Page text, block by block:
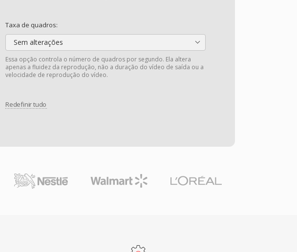
Taxa de quadros:
Sem alterações
Essa opção controla o número de quadros por segundo. Ela altera
apenas a fluidez da reprodução, não a duração do vídeo de saída ou a
velocidade de reprodução do vídeo.
Redefinir tudo